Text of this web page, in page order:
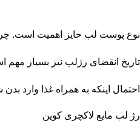
نوع پوست لب حایز اهمیت است.
تاریخ انقضای رژلب نیز بسیار مهم
احتمال اینکه به همراه غذا وارد
رژ لب مایع لاکچری کوین